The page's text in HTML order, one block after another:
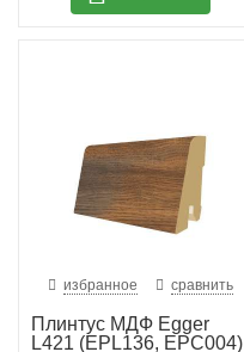
избранное сравнить
Плинтус МДФ Egger
L421 (EPL136, EPC004)